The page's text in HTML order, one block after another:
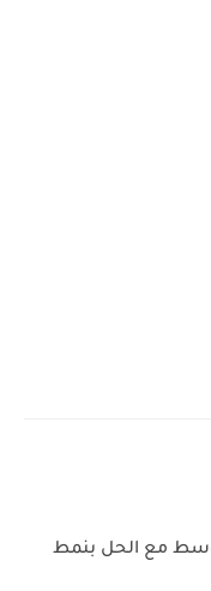
مع الحل بنمط